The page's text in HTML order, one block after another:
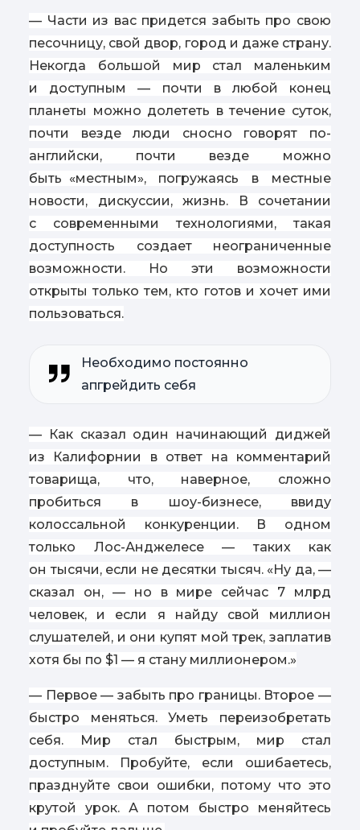
— Части из вас придется забыть про свою
песочницу, свой двор, город и даже страну.
Некогда большой мир стал маленьким
и доступным — почти в любой конец
планеты можно долететь в течение суток,
почти везде люди сносно говорят по-
английски, почти везде можно
быть
«местным», погружаясь в местные
новости, дискуссии, жизнь. В сочетании
с современными технологиями, такая
доступность создает неограниченные
возможности. Но эти возможности
открыты только тем, кто готов и хочет ими
пользоваться.
Необходимо постоянно
апгрейдить себя
— Как сказал один начинающий диджей
из Калифорнии в ответ на комментарий
товарища, что, наверное, сложно
пробиться в шоу-бизнесе, ввиду
колоссальной конкуренции. В одном
только Лос-Анджелесе — таких как
он тысячи, если не десятки тысяч. «Ну да, —
сказал он, — но в мире сейчас 7 млрд
человек, и если я найду свой миллион
слушателей, и они купят мой трек, заплатив
хотя бы по $1 — я стану миллионером.»
— Первое — забыть про границы. Второе —
быстро меняться. Уметь переизобретать
себя. Мир стал быстрым, мир стал
доступным. Пробуйте, если ошибаетесь,
празднуйте свои ошибки, потому что это
крутой урок. А потом быстро меняйтесь